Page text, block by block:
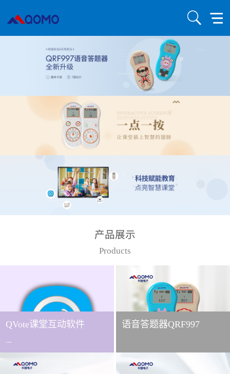
产品展示
Products
QVote课堂互动软件
...
语音答题器QRF997